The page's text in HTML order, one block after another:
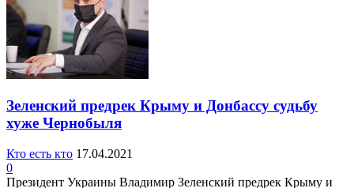
Зеленский предрек Крыму и Донбассу судьбу
хуже Чернобыля
Кто есть кто 17.04.2021
0
Президент Украины Владимир Зеленский предрек Крыму и